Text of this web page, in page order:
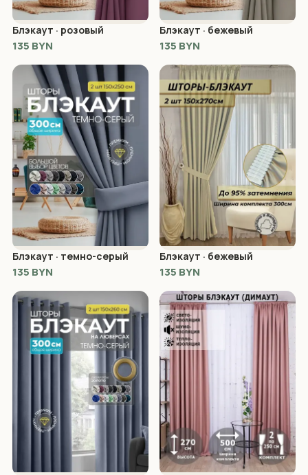
Блэкаут · розовый
135 BYN
Блэкаут · бежевый
135 BYN
Блэкаут · темно-серый
135 BYN
Блэкаут · бежевый
135 BYN